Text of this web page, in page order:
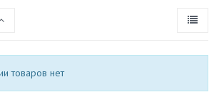
товаров нет